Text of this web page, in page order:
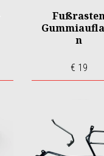
n
€ 19